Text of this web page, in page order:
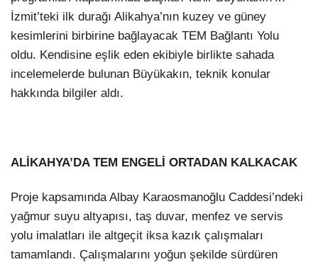
İzmit’teki ilk durağı Alikahya’nın kuzey ve güney
kesimlerini birbirine bağlayacak TEM Bağlantı Yolu
oldu. Kendisine eşlik eden ekibiyle birlikte sahada
incelemelerde bulunan Büyükakın, teknik konular
hakkında bilgiler aldı.
ALİKAHYA’DA TEM ENGELİ ORTADAN KALKACAK
Proje kapsamında Albay Karaosmanoğlu Caddesi’ndeki
yağmur suyu altyapısı, taş duvar, menfez ve servis
yolu imalatları ile altgeçit iksa kazık çalışmaları
tamamlandı. Çalışmalarını yoğun şekilde sürdüren